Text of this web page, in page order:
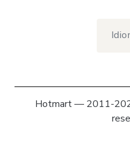
Hotmart — 2011-